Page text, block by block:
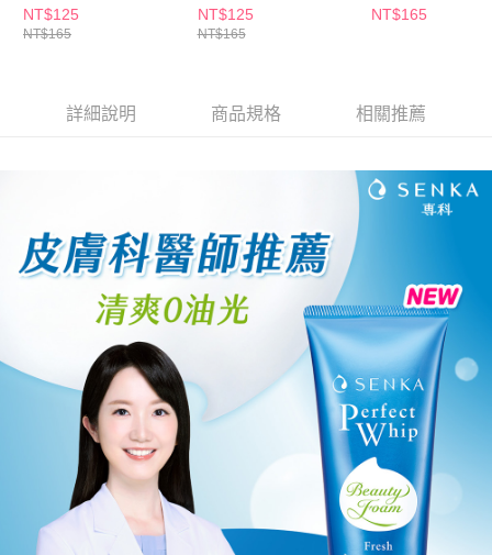
ATM／網路銀行／等多元方式進行付款，方視為交易完成。
※ 請注意：結帳手續完成當下不需立刻繳費，但若您需要取消訂單，請聯絡
是否繳費成功／繳費後需取消欲退款等相關疑問，請聯繫「AFTEE先享後付
１．透過由恩沛科技股份有限公司提供之「AFTEE先享後付」服務完成之交
易，需依本服務之必要範圍內提供個人資料，並將交易相關給付款項請求債
２．關於個人資料處理事宜，請瀏覽以下網址：
https://aftee.tw/terms/#terms3
３．未成年的使用者請事先徵得法定代理人或監護人之同意方可使用
「AFTEE先享後付」，若未經同意申辦者引起之損失，本公司不負相關責
４．使用「AFTEE先享後付」時，將依據個別帳號之用戶狀況，依本公司即
時審查核予不同之上限額度；若仍有額度不足之情形，本公司將視審查結果
請求用戶進行身份認證。
５．嚴禁一人註冊多個帳號或使用他人資訊註冊。若發現惡意使用之情形，
恩沛科技股份有限公司將有權停止該用戶之使用額度並採取法律行動。
萊爾富取貨付款
每筆NT$65，滿NT$490(含以上)免運費
付款後7-11取貨
每筆NT$65，滿NT$490(含以上)免運費
每筆NT$100，滿NT$790(含以上)免運費
付款後寶雅門市自取(由倉庫統一出貨)
每筆NT$80，滿NT$290(含以上)免運費
NT$125
NT$165
NT$125
NT$165
NT$165
詳細說明 商品規格 相關推薦